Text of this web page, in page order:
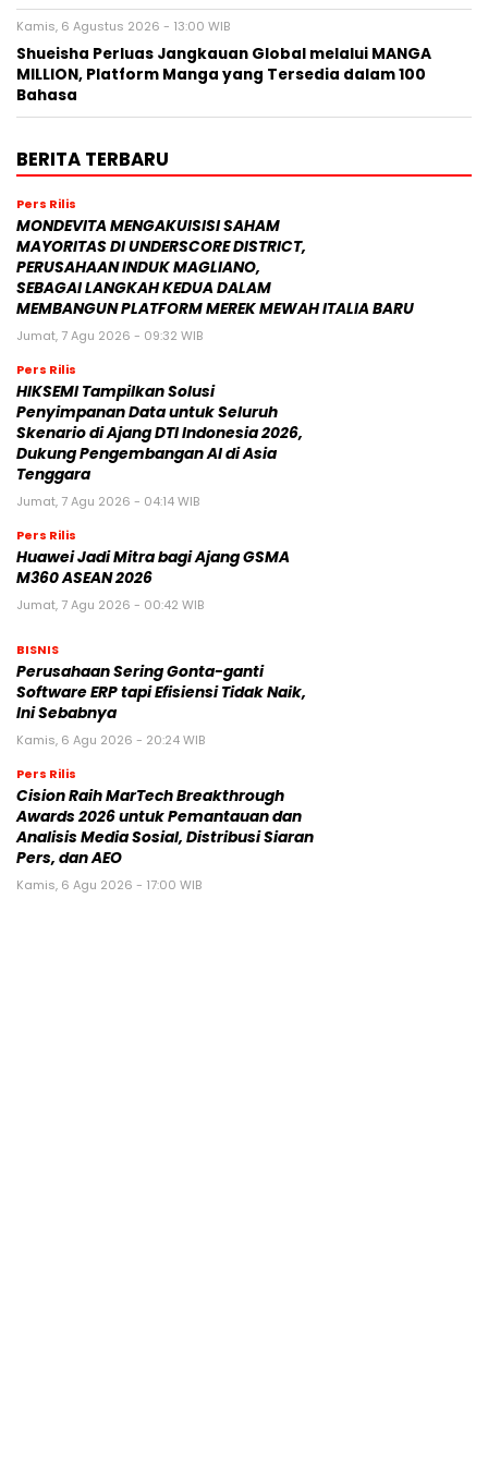
Kamis, 6 Agustus 2026 - 13:00 WIB
Shueisha Perluas Jangkauan Global melalui MANGA
MILLION, Platform Manga yang Tersedia dalam 100
Bahasa
BERITA TERBARU
Pers Rilis
MONDEVITA MENGAKUISISI SAHAM
MAYORITAS DI UNDERSCORE DISTRICT,
PERUSAHAAN INDUK MAGLIANO,
SEBAGAI LANGKAH KEDUA DALAM
MEMBANGUN PLATFORM MEREK MEWAH ITALIA BARU
Jumat, 7 Agu 2026 - 09:32 WIB
Pers Rilis
HIKSEMI Tampilkan Solusi
Penyimpanan Data untuk Seluruh
Skenario di Ajang DTI Indonesia 2026,
Dukung Pengembangan AI di Asia
Tenggara
Jumat, 7 Agu 2026 - 04:14 WIB
Pers Rilis
Huawei Jadi Mitra bagi Ajang GSMA
M360 ASEAN 2026
Jumat, 7 Agu 2026 - 00:42 WIB
BISNIS
Perusahaan Sering Gonta-ganti
Software ERP tapi Efisiensi Tidak Naik,
Ini Sebabnya
Kamis, 6 Agu 2026 - 20:24 WIB
Pers Rilis
Cision Raih MarTech Breakthrough
Awards 2026 untuk Pemantauan dan
Analisis Media Sosial, Distribusi Siaran
Pers, dan AEO
Kamis, 6 Agu 2026 - 17:00 WIB